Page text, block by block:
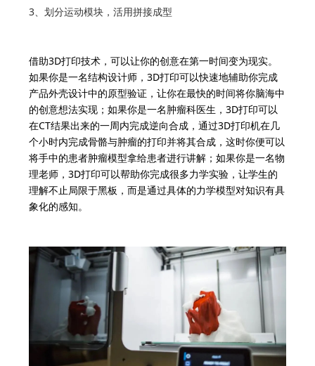
3、划分运动模块，活用拼接成型
借助3D打印技术，可以让你的创意在第一时间变为现实。
如果你是一名结构设计师，3D打印可以快速地辅助你完成
产品外壳设计中的原型验证，让你在最快的时间将你脑海中
的创意想法实现；如果你是一名肿瘤科医生，3D打印可以
在CT结果出来的一周内完成逆向合成，通过3D打印机在几
个小时内完成骨骼与肿瘤的打印并将其合成，这时你便可以
将手中的患者肿瘤模型拿给患者进行讲解；如果你是一名物
理老师，3D打印可以帮助你完成很多力学实验，让学生的
理解不止局限于黑板，而是通过具体的力学模型对知识有具
象化的感知。